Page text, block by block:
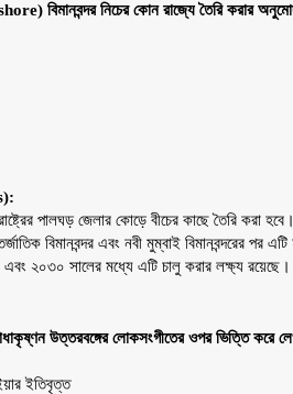
বিমানবন্দর নিচের কোন রাজ্যে তৈরি করার
পালঘড় জেলার কোড়ে বীচের কাছে তৈরি করা হবে।
বিমানবন্দর এবং নবী মুম্বাই বিমানবন্দরের পর
২০৩০ সালের মধ্যে এটি চালু করার লক্ষ্য রয়েছে।
উত্তরবঙ্গের লোকসংগীতের ওপর ভিত্তি করে
ইতিবৃত্ত